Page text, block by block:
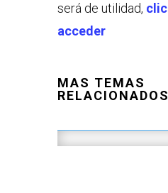
será de utilidad,
acceder
MAS TEMAS
RELACIONADOS